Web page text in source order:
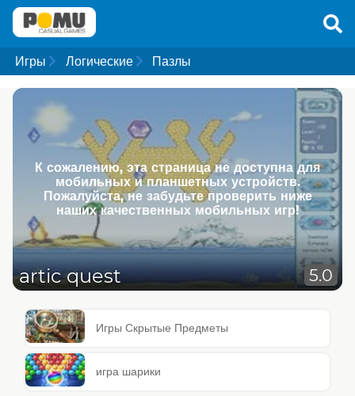
Игры Логические Пазлы
К сожалению, эта страница не доступна для
мобильных и планшетных устройств.
Пожалуйста, не забудьте проверить ниже
наших качественных мобильных игр!
artic quest 5.0
Игры Скрытые Предметы
игра шарики